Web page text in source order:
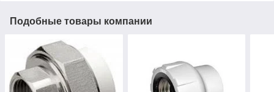
Подобные товары компании